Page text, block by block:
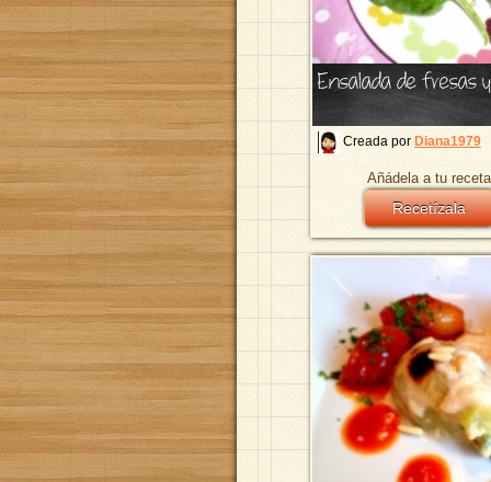
Ensalada de fresas
Creada por Diana1979
Añádela a tu
Recetízala